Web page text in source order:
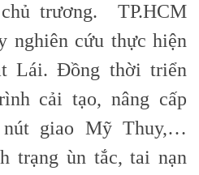
trương. TP.HCM
nghiên cứu thực hiện
Lái. Đồng thời triển
cải tạo, nâng cấp
nút giao Mỹ Thuy,…
trạng ùn tắc, tai nạn